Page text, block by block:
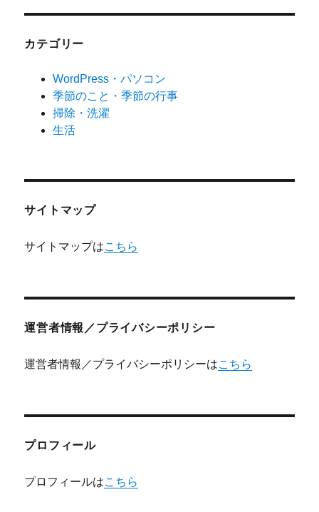
カテゴリー
WordPress・パソコン
季節のこと・季節の行事
掃除・洗濯
生活
サイトマップ
サイトマップはこちら
運営者情報／プライバシーポリシー
運営者情報／プライバシーポリシーはこちら
プロフィール
プロフィールはこちら